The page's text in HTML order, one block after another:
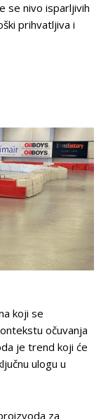
se nivo isparljivih
prihvatljiva i
koji se
očuvanja
je trend koji će
ulogu u
za